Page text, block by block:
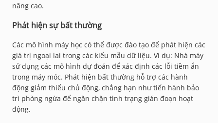
nâng cao.
Phát hiện sự bất thường
Các mô hình máy học có thể được đào tạo để phát hiện các
giá trị ngoại lai trong các kiểu mẫu dữ liệu. Ví dụ: Nhà máy
sử dụng các mô hình dự đoán để xác định các lỗi tiềm ẩn
trong máy móc. Phát hiện bất thường hỗ trợ các hành
động giảm thiểu chủ động, chẳng hạn như tiến hành bảo
trì phòng ngừa để ngăn chặn tình trạng gián đoạn hoạt
động.